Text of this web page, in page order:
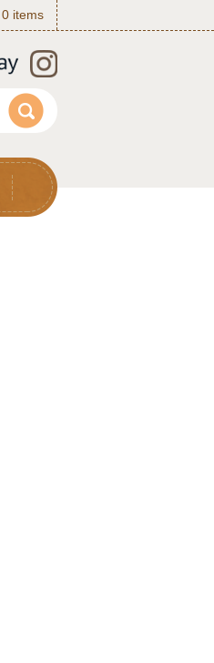
0 items